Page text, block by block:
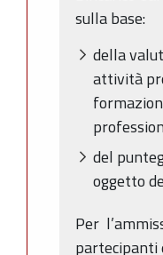
sulla base:
della
attività
del
oggetto
Per
partecipanti